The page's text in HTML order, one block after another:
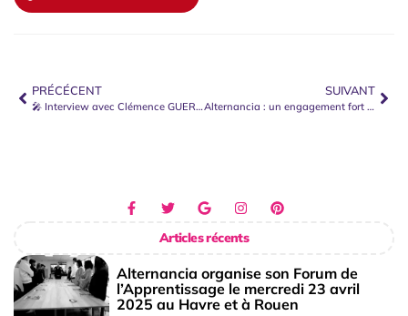
PRÉCÉCENT
🎤 Interview avec Clémence GUERARD – Experte en Formation et CR2E
SUIVANT
Alternancia : un engagement fort pour les 14 missions des CFA
Articles récents
Alternancia organise son Forum de
l’Apprentissage le mercredi 23 avril
2025 au Havre et à Rouen